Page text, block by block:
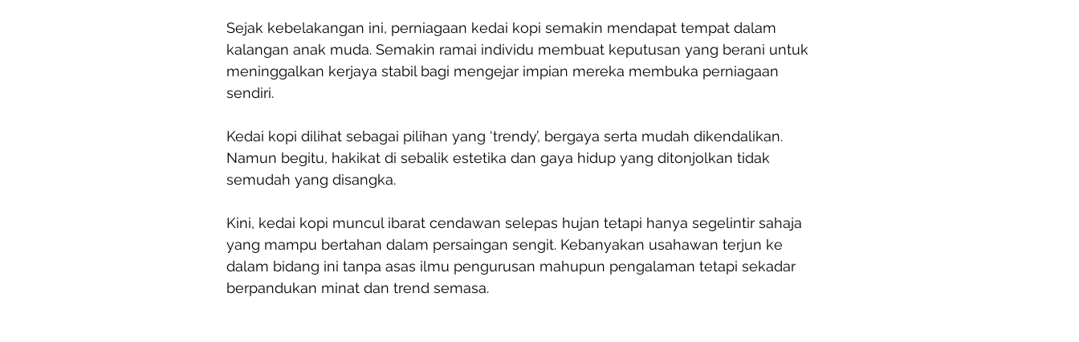
Sejak kebelakangan ini, perniagaan kedai kopi semakin mendapat tempat dalam
kalangan anak muda. Semakin ramai individu membuat keputusan yang berani untuk
meninggalkan kerjaya stabil bagi mengejar impian mereka membuka perniagaan
sendiri.
Kedai kopi dilihat sebagai pilihan yang ‘trendy’, bergaya serta mudah dikendalikan.
Namun begitu, hakikat di sebalik estetika dan gaya hidup yang ditonjolkan tidak
semudah yang disangka.
Kini, kedai kopi muncul ibarat cendawan selepas hujan tetapi hanya segelintir sahaja
yang mampu bertahan dalam persaingan sengit. Kebanyakan usahawan terjun ke
dalam bidang ini tanpa asas ilmu pengurusan mahupun pengalaman tetapi sekadar
berpandukan minat dan trend semasa.